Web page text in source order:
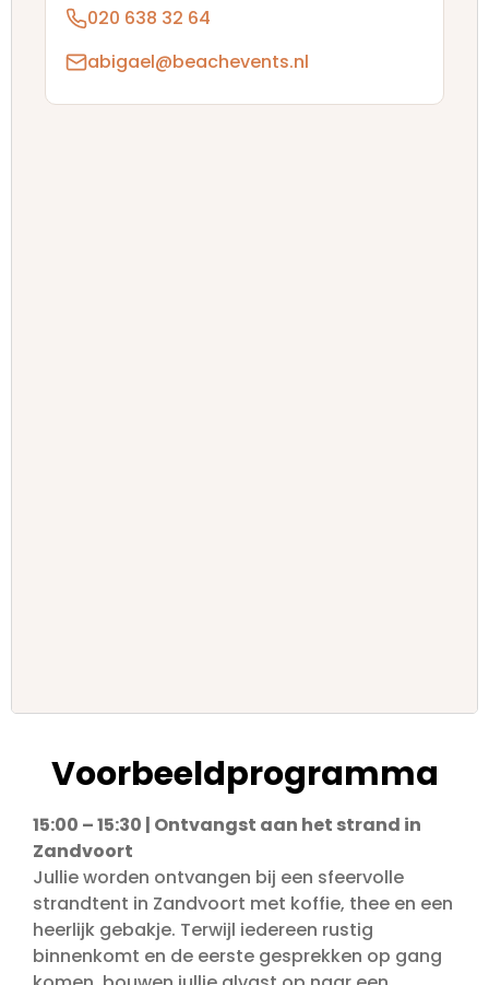
020 638 32 64
abigael@beachevents.nl
Voorbeeldprogramma
15:00 – 15:30 | Ontvangst aan het strand in
Zandvoort
Jullie worden ontvangen bij een sfeervolle
strandtent in Zandvoort met koffie, thee en een
heerlijk gebakje. Terwijl iedereen rustig
binnenkomt en de eerste gesprekken op gang